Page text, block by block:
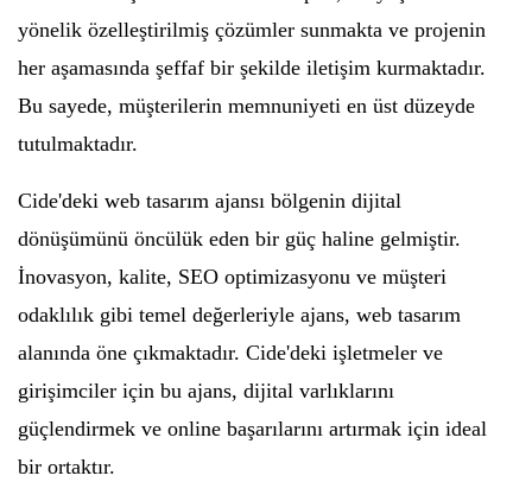
yönelik özelleştirilmiş çözümler sunmakta ve projenin
her aşamasında şeffaf bir şekilde iletişim kurmaktadır.
Bu sayede, müşterilerin memnuniyeti en üst düzeyde
tutulmaktadır.
Cide'deki web tasarım ajansı bölgenin dijital
dönüşümünü öncülük eden bir güç haline gelmiştir.
İnovasyon, kalite, SEO optimizasyonu ve müşteri
odaklılık gibi temel değerleriyle ajans, web tasarım
alanında öne çıkmaktadır. Cide'deki işletmeler ve
girişimciler için bu ajans, dijital varlıklarını
güçlendirmek ve online başarılarını artırmak için ideal
bir ortaktır.